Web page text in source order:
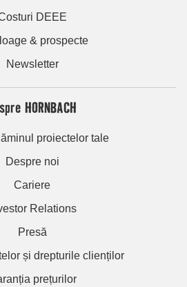
DEEE
& prospecte
Newsletter
HORNBACH
proiectelor tale
Despre noi
Cariere
Relations
Presă
și drepturile clienților
prețurilor